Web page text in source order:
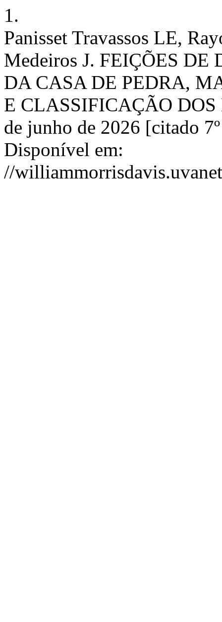
1.
Panisset Travassos LE,
Medeiros J. FEIÇÕES
DA CASA DE PEDRA,
E CLASSIFICAÇÃO
de junho de 2026 [citado
Disponível em:
//